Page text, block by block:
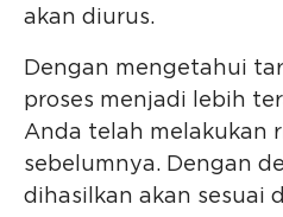
akan diurus.
Dengan mengetahui
proses menjadi lebih
Anda telah melakukan
sebelumnya. Dengan
dihasilkan akan sesuai